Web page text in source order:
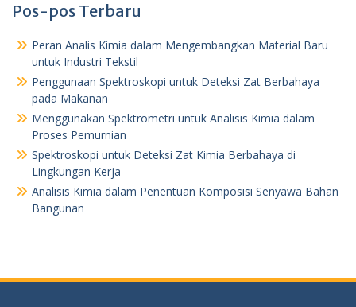
Pos-pos Terbaru
Peran Analis Kimia dalam Mengembangkan Material Baru
untuk Industri Tekstil
Penggunaan Spektroskopi untuk Deteksi Zat Berbahaya
pada Makanan
Menggunakan Spektrometri untuk Analisis Kimia dalam
Proses Pemurnian
Spektroskopi untuk Deteksi Zat Kimia Berbahaya di
Lingkungan Kerja
Analisis Kimia dalam Penentuan Komposisi Senyawa Bahan
Bangunan